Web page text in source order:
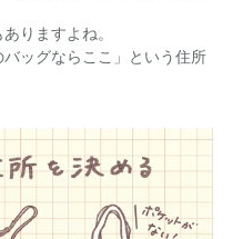
りますよね。
ッグならここ」という住所